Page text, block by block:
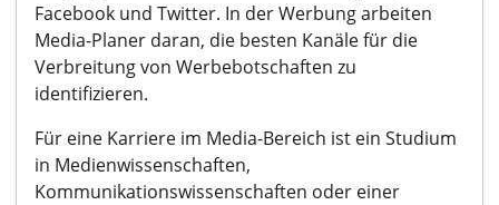
Facebook und Twitter. In der Werbung arbeiten
Media-Planer daran, die besten Kanäle für die
Verbreitung von Werbebotschaften zu
identifizieren.
Für eine Karriere im Media-Bereich ist ein Studium
in Medienwissenschaften,
Kommunikationswissenschaften oder einer